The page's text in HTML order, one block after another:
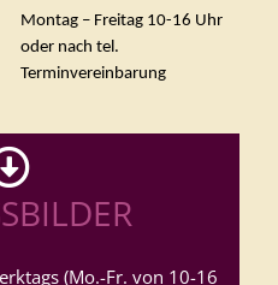
Montag – Freitag 10-16 Uhr
oder nach tel.
Terminvereinbarung
(Mo.-Fr. von 10-16